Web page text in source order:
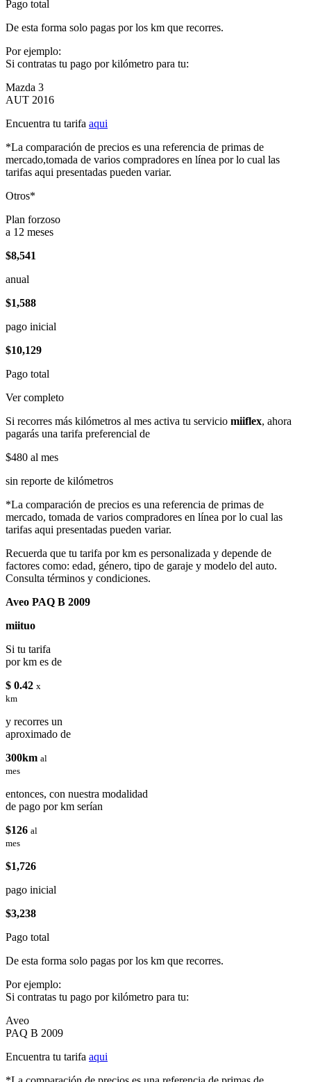
Pago total
De esta forma solo pagas por los km que recorres.
Por ejemplo:
Si contratas tu pago por kilómetro para tu:
Mazda 3
AUT 2016
Encuentra tu tarifa aqui
*La comparación de precios es una referencia de primas de
mercado,tomada de varios compradores en línea por lo cual las
tarifas aqui presentadas pueden variar.
Otros*
Plan forzoso
a 12 meses
$8,541
anual
$1,588
pago inicial
$10,129
Pago total
Ver completo
Si recorres más kilómetros al mes activa tu servicio miiflex, ahora
pagarás una tarifa preferencial de
$480 al mes
sin reporte de kilómetros
*La comparación de precios es una referencia de primas de
mercado, tomada de varios compradores en línea por lo cual las
tarifas aqui presentadas pueden variar.
Recuerda que tu tarifa por km es personalizada y depende de
factores como: edad, género, tipo de garaje y modelo del auto.
Consulta términos y condiciones.
Aveo PAQ B 2009
miituo
Si tu tarifa
por km es de
$ 0.42 x
km
y recorres un
aproximado de
300km al
mes
entonces, con nuestra modalidad
de pago por km serían
$126 al
mes
$1,726
pago inicial
$3,238
Pago total
De esta forma solo pagas por los km que recorres.
Por ejemplo:
Si contratas tu pago por kilómetro para tu:
Aveo
PAQ B 2009
Encuentra tu tarifa aqui